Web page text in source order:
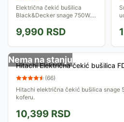
Električna čekić bušilica
Black&Decker snage 750W.
koferom dimenzija 507 x 310
x 168 mm i 20 komada
pribora: 8 burgija...
9,990 RSD
Nema na stanju
Hitachi Električna čekić bušilica
(66)
Hitachi električna čekić bušilica snage
koferu.
10,399 RSD